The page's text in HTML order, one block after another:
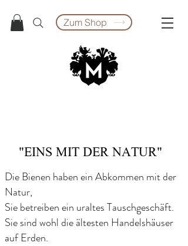
Zum Shop
"EINS MIT DER NATUR"
Die Bienen haben ein Abkommen mit der
Natur,
Sie betreiben ein uraltes Tauschgeschäft.
Sie sind wohl die ältesten Handelshäuser
auf Erden.